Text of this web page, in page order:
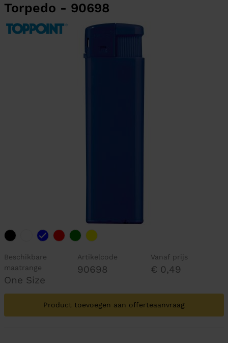
Torpedo - 90698
Beschikbare
maatrange
One Size
Artikelcode
90698
Vanaf prijs
€ 0,49
Product toevoegen aan offerteaanvraag